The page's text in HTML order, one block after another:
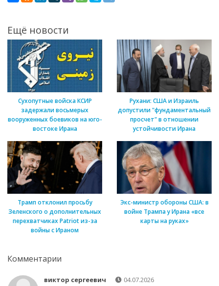
Ещё новости
Сухопутные войска КСИР
задержали восьмерых
вооруженных боевиков на юго-
востоке Ирана
Рухани: США и Израиль
допустили "фундаментальный
просчет" в отношении
устойчивости Ирана
Трамп отклонил просьбу
Зеленского о дополнительных
перехватчиках Patriot из-за
войны с Ираном
Экс-министр обороны США: в
войне Трампа у Ирана «все
карты на руках»
Комментарии
виктор сергеевич
04.07.2026